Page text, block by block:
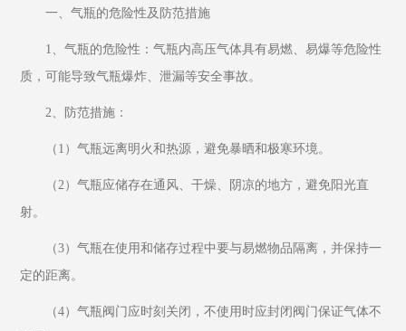
一、气瓶的危险性及防范措施
1、气瓶的危险性：气瓶内高压气体具有易燃、易爆等危险性
质，可能导致气瓶爆炸、泄漏等安全事故。
2、防范措施：
（1）气瓶远离明火和热源，避免暴晒和极寒环境。
（2）气瓶应储存在通风、干燥、阴凉的地方，避免阳光直
射。
（3）气瓶在使用和储存过程中要与易燃物品隔离，并保持一
定的距离。
（4）气瓶阀门应时刻关闭，不使用时应封闭阀门保证气体不